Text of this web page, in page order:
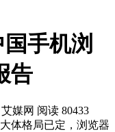
手机浏
告
艾媒网 阅读 80433
体格局已定，浏览器